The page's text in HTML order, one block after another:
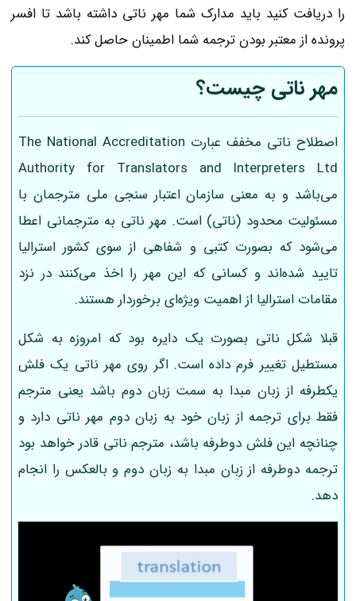
را دریافت کنید باید مدارک شما مهر ناتی داشته باشد تا افسر
پرونده از معتبر بودن ترجمه شما اطمینان حاصل کند.
مهر ناتی چیست؟
اصطلاح ناتی مخفف عبارت The National Accreditation
Authority for Translators and Interpreters Ltd
می‌باشد و به معنی سازمان اعتبار سنجی ملی مترجمان با
مسئولیت محدود (ناتی) است. مهر ناتی به مترجمانی اعطا
می‌شود که بصورت کتبی و شفاهی از سوی کشور استرالیا
تایید شده‌اند و کسانی که این مهر را اخذ می‌کنند در نزد
مقامات استرالیا از اهمیت ویژه‌ای برخوردار هستند.
قبلا شکل ناتی بصورت یک دایره بود که امروزه به شکل
مستطیل تغییر فرم داده است. اگر روی مهر ناتی یک فلش
یکطرفه از زبان مبدا به سمت زبان دوم باشد یعنی مترجم
فقط برای ترجمه از زبان خود به زبان دوم مهر ناتی دارد و
چنانچه این فلش دوطرفه باشد، مترجم ناتی قادر خواهد بود
ترجمه دوطرفه از زبان مبدا به زبان دوم و بالعکس را انجام
دهد.